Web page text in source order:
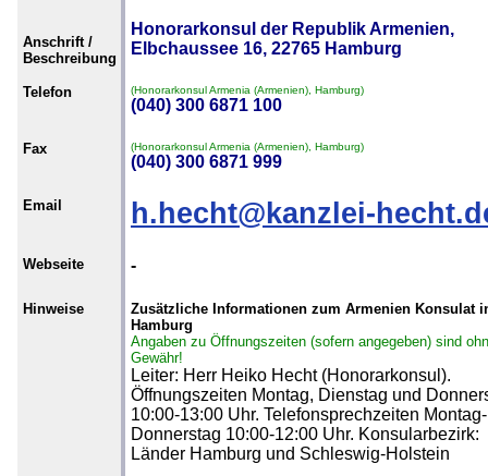
Anschrift /
Beschreibung
Honorarkonsul der Republik Armenien,
Elbchaussee 16, 22765 Hamburg
Telefon (Honorarkonsul Armenia (Armenien), Hamburg)
(040) 300 6871 100
Fax (Honorarkonsul Armenia (Armenien), Hamburg)
(040) 300 6871 999
Email h.hecht@kanzlei-
Webseite -
Hinweise
Zusätzliche Informationen zum Armenien Konsulat
Hamburg
Angaben zu Öffnungszeiten (sofern angegeben) sind
Gewähr!
Leiter: Herr Heiko Hecht (Honorarkonsul).
Öffnungszeiten Montag, Dienstag und
10:00-13:00 Uhr. Telefonsprechzeiten Montag-
Donnerstag 10:00-12:00 Uhr. Konsularbezirk:
Länder Hamburg und Schleswig-Holstein